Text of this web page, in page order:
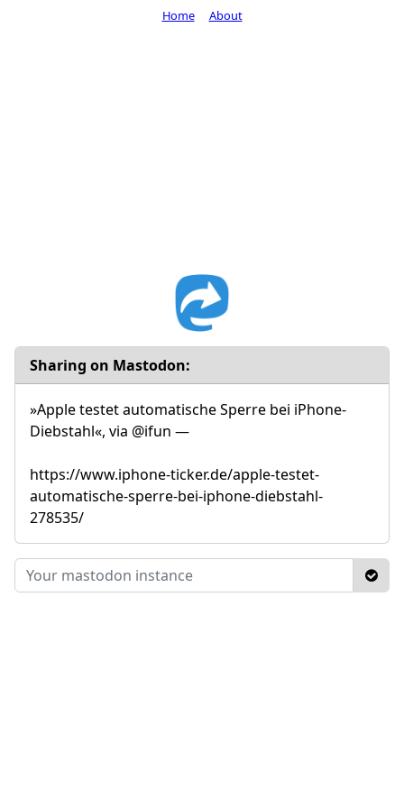
Sharing on Mastodon:
»Apple testet automatische Sperre bei iPhone-
Diebstahl«, via @ifun —
https://www.iphone-ticker.de/apple-testet-
automatische-sperre-bei-iphone-diebstahl-
278535/
Home About